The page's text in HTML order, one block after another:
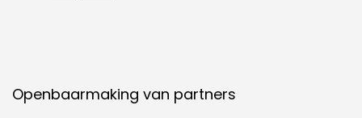
Openbaarmaking van partners